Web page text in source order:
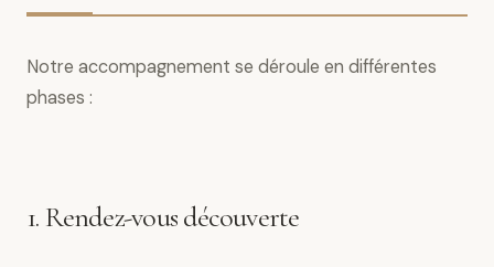
Notre accompagnement se déroule en différentes
phases :
1. Rendez-vous découverte